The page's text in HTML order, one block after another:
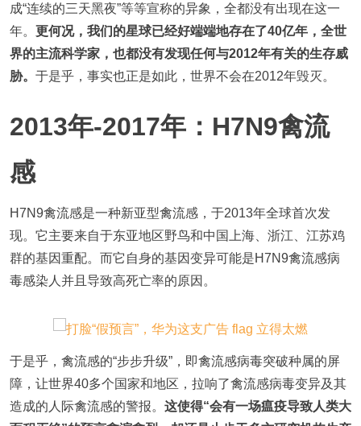
成“连续的三天黑夜”等等宣称的异象，全都没有出现在这一
年。 更何况，我们的星球已经好端端地存在了40亿年，全世
界的主流科学家，也都没有发现任何与2012年有关的生存威
胁。 于是乎，事实也正是如此，世界不会在2012年毁灭。
2013年-2017年：H7N9禽流
感
H7N9禽流感是一种新亚型禽流感，于2013年全球首次发
现。它主要来自于东亚地区野鸟和中国上海、浙江、江苏鸡
群的基因重配。而它自身的基因变异可能是H7N9禽流感病
毒感染人并且导致高死亡率的原因。
于是乎，禽流感的“步步升级”，即禽流感病毒突破种属的屏
障，让世界40多个国家和地区，拉响了禽流感病毒变异及其
造成的人际禽流感的警报。 这使得“会有一场瘟疫导致人类大